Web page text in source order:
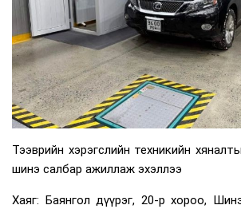
Тээврийн хэрэгслийн техникийн
шинэ салбар ажиллаж эхэллээ
Хаяг: Баянгол дүүрэг, 20-р хороо,